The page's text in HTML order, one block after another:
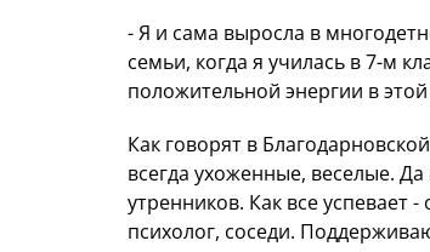
- Я и сама выросла в
семьи, когда я училась в 7-м
положительной энергии в
Как говорят в
всегда ухоженные, веселые.
утренников. Как все успевает
психолог, соседи.